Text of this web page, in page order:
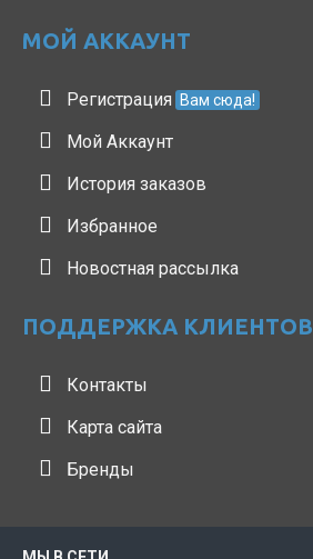
МОЙ АККАУНТ
Регистрация Вам сюда!
Мой Аккаунт
История заказов
Избранное
Новостная рассылка
ПОДДЕРЖКА КЛИЕНТОВ
Контакты
Карта сайта
Бренды